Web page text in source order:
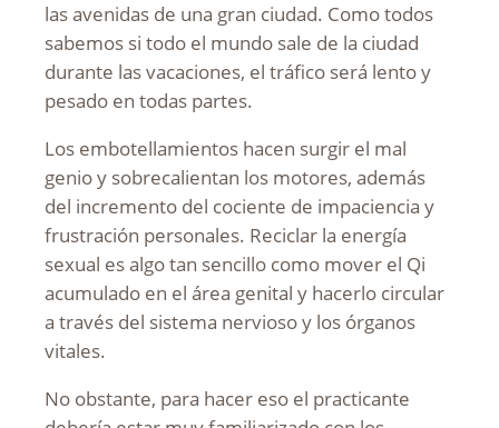
las avenidas de una gran ciudad. Como todos
sabemos si todo el mundo sale de la ciudad
durante las vacaciones, el tráfico será lento y
pesado en todas partes.
Los embotellamientos hacen surgir el mal
genio y sobrecalientan los motores, además
del incremento del cociente de impaciencia y
frustración personales. Reciclar la energía
sexual es algo tan sencillo como mover el Qi
acumulado en el área genital y hacerlo circular
a través del sistema nervioso y los órganos
vitales.
No obstante, para hacer eso el practicante